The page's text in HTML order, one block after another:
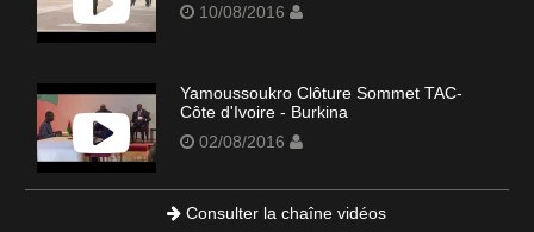
10/08/2016
Yamoussoukro Clôture Sommet TAC-
Côte d'Ivoire - Burkina
02/08/2016
Consulter la chaîne vidéos